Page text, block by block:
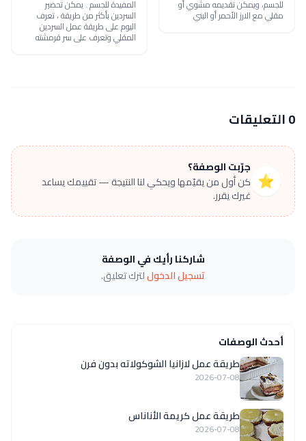
للجسم، ويمكن تقديمه مشوي أو
مقلي مع الارز الأحمر أو البني
المفيدة للجسم . يمكن تحضير
السردين بأكثر من طريقة ، تعرف
اليوم على طريقة عمل السردين
المقلي وتعرف على سر قرمشته
0 التعليقات
⭐
جرّبت الوصفة؟
كن أول من يقيّمها ويحكي لنا النتيجة — تقييمك يساعد
غيرك يقرر.
شاركنا رأيك في الوصفة
تسجيل الدخوللترك تعليق.
أحدث الوصفات
طريقة عمل لازانيا الشوكولاته بدون فرن
2026-07-08
طريقة عمل كريمة الأناناس
2026-07-08